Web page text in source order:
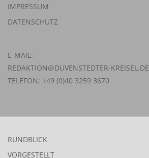
IMPRESSUM
DATENSCHUTZ
E-MAIL:
REDAKTION@DUVENSTEDTER-KREISEL.DE
TELEFON: +49 (0)40 3259 3670
RUNDBLICK
VORGESTELLT